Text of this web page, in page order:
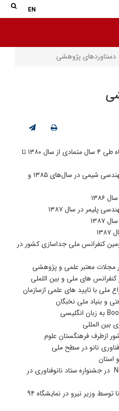
EN
دستاوردهای پژوهشی
پژوهشگر برتر سال دانشگاه طی ۴ سال متمادی از سال ۱۳۸۰ تا
پژوهشگر برتر دانشکده مهندسی شیمی در سال‌های ۱۳۸۵ و
پلیمر در سال ۱۳۸۷
کنفرانس ملی جداسازی کشور در
ثبت اختراع ملی با تایید های علمی ازسازمان
و بنیاد ملی نخبگان
بین المللی
ازطرف فرهنگستان علوم
نانو در سطح ملی
استان
طرح برگزیده Nanomatch در جشنواره ستاد نانوفناوری در
رو نمایی طرح برگزیده سانا توسط وزیر نیرو در نمایشگاه ۹۴